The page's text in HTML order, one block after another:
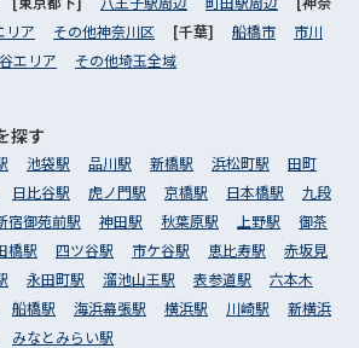
リア その他神奈川区 [千葉] 船橋市
市川
エリア その他埼玉全域
探す
池袋駅 品川駅 新橋駅 浜松町駅
田町
日比谷駅 虎ノ門駅 京橋駅 日本橋駅
九段
宿御苑前駅 神田駅 秋葉原駅 上野駅
御茶
橋駅 四ツ谷駅 市ケ谷駅 恵比寿駅
赤坂見
永田町駅 溜池山王駅 表参道駅
六本木
船橋駅 海浜幕張駅 横浜駅 川崎駅
新横浜
みなとみらい駅